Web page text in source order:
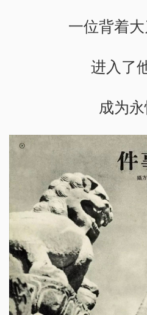
一位背着
进入了
成为